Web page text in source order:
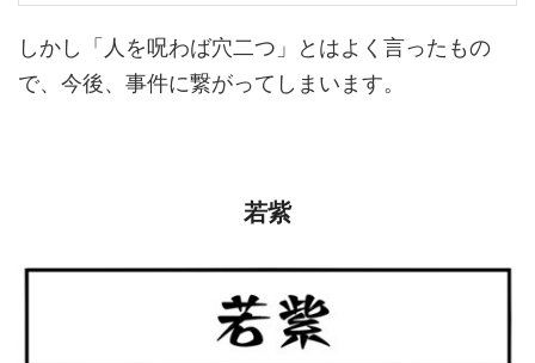
しかし「人を呪わば穴二つ」とはよく言ったもの
で、今後、事件に繋がってしまいます。
若紫